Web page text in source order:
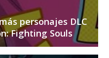
personajes DLC
Fighting Souls